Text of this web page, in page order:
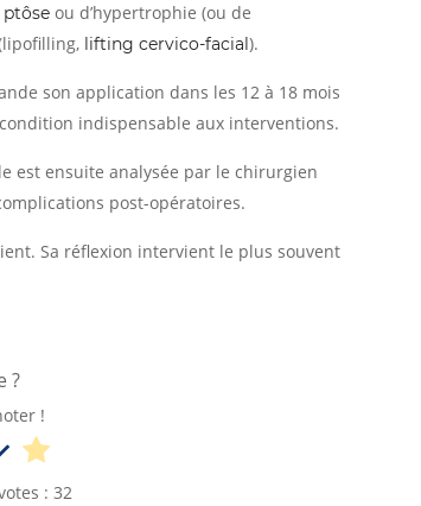
ptôse ou d’hypertrophie (ou de
lifting cervico-facial ).
son application dans les 12 à 18 mois
indispensable aux interventions.
est ensuite analysée par le chirurgien
post-opératoires.
Sa réflexion intervient le plus souvent
?
!
: 32